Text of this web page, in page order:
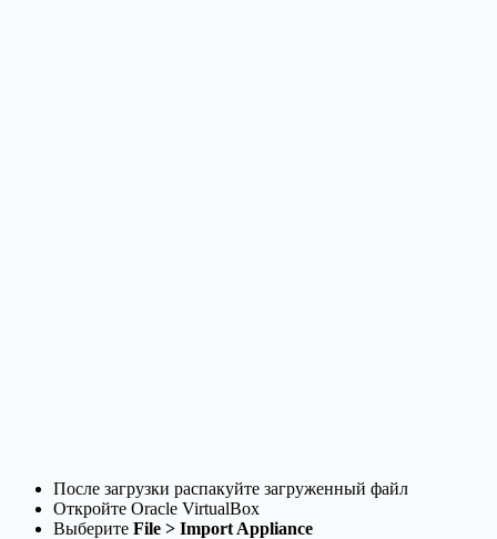
После загрузки распакуйте загруженный файл
Откройте Oracle VirtualBox
Выберите File > Import Appliance